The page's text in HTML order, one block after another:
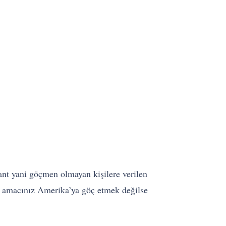
yani göçmen olmayan kişilere verilen
Amerika’ya göç etmek değilse